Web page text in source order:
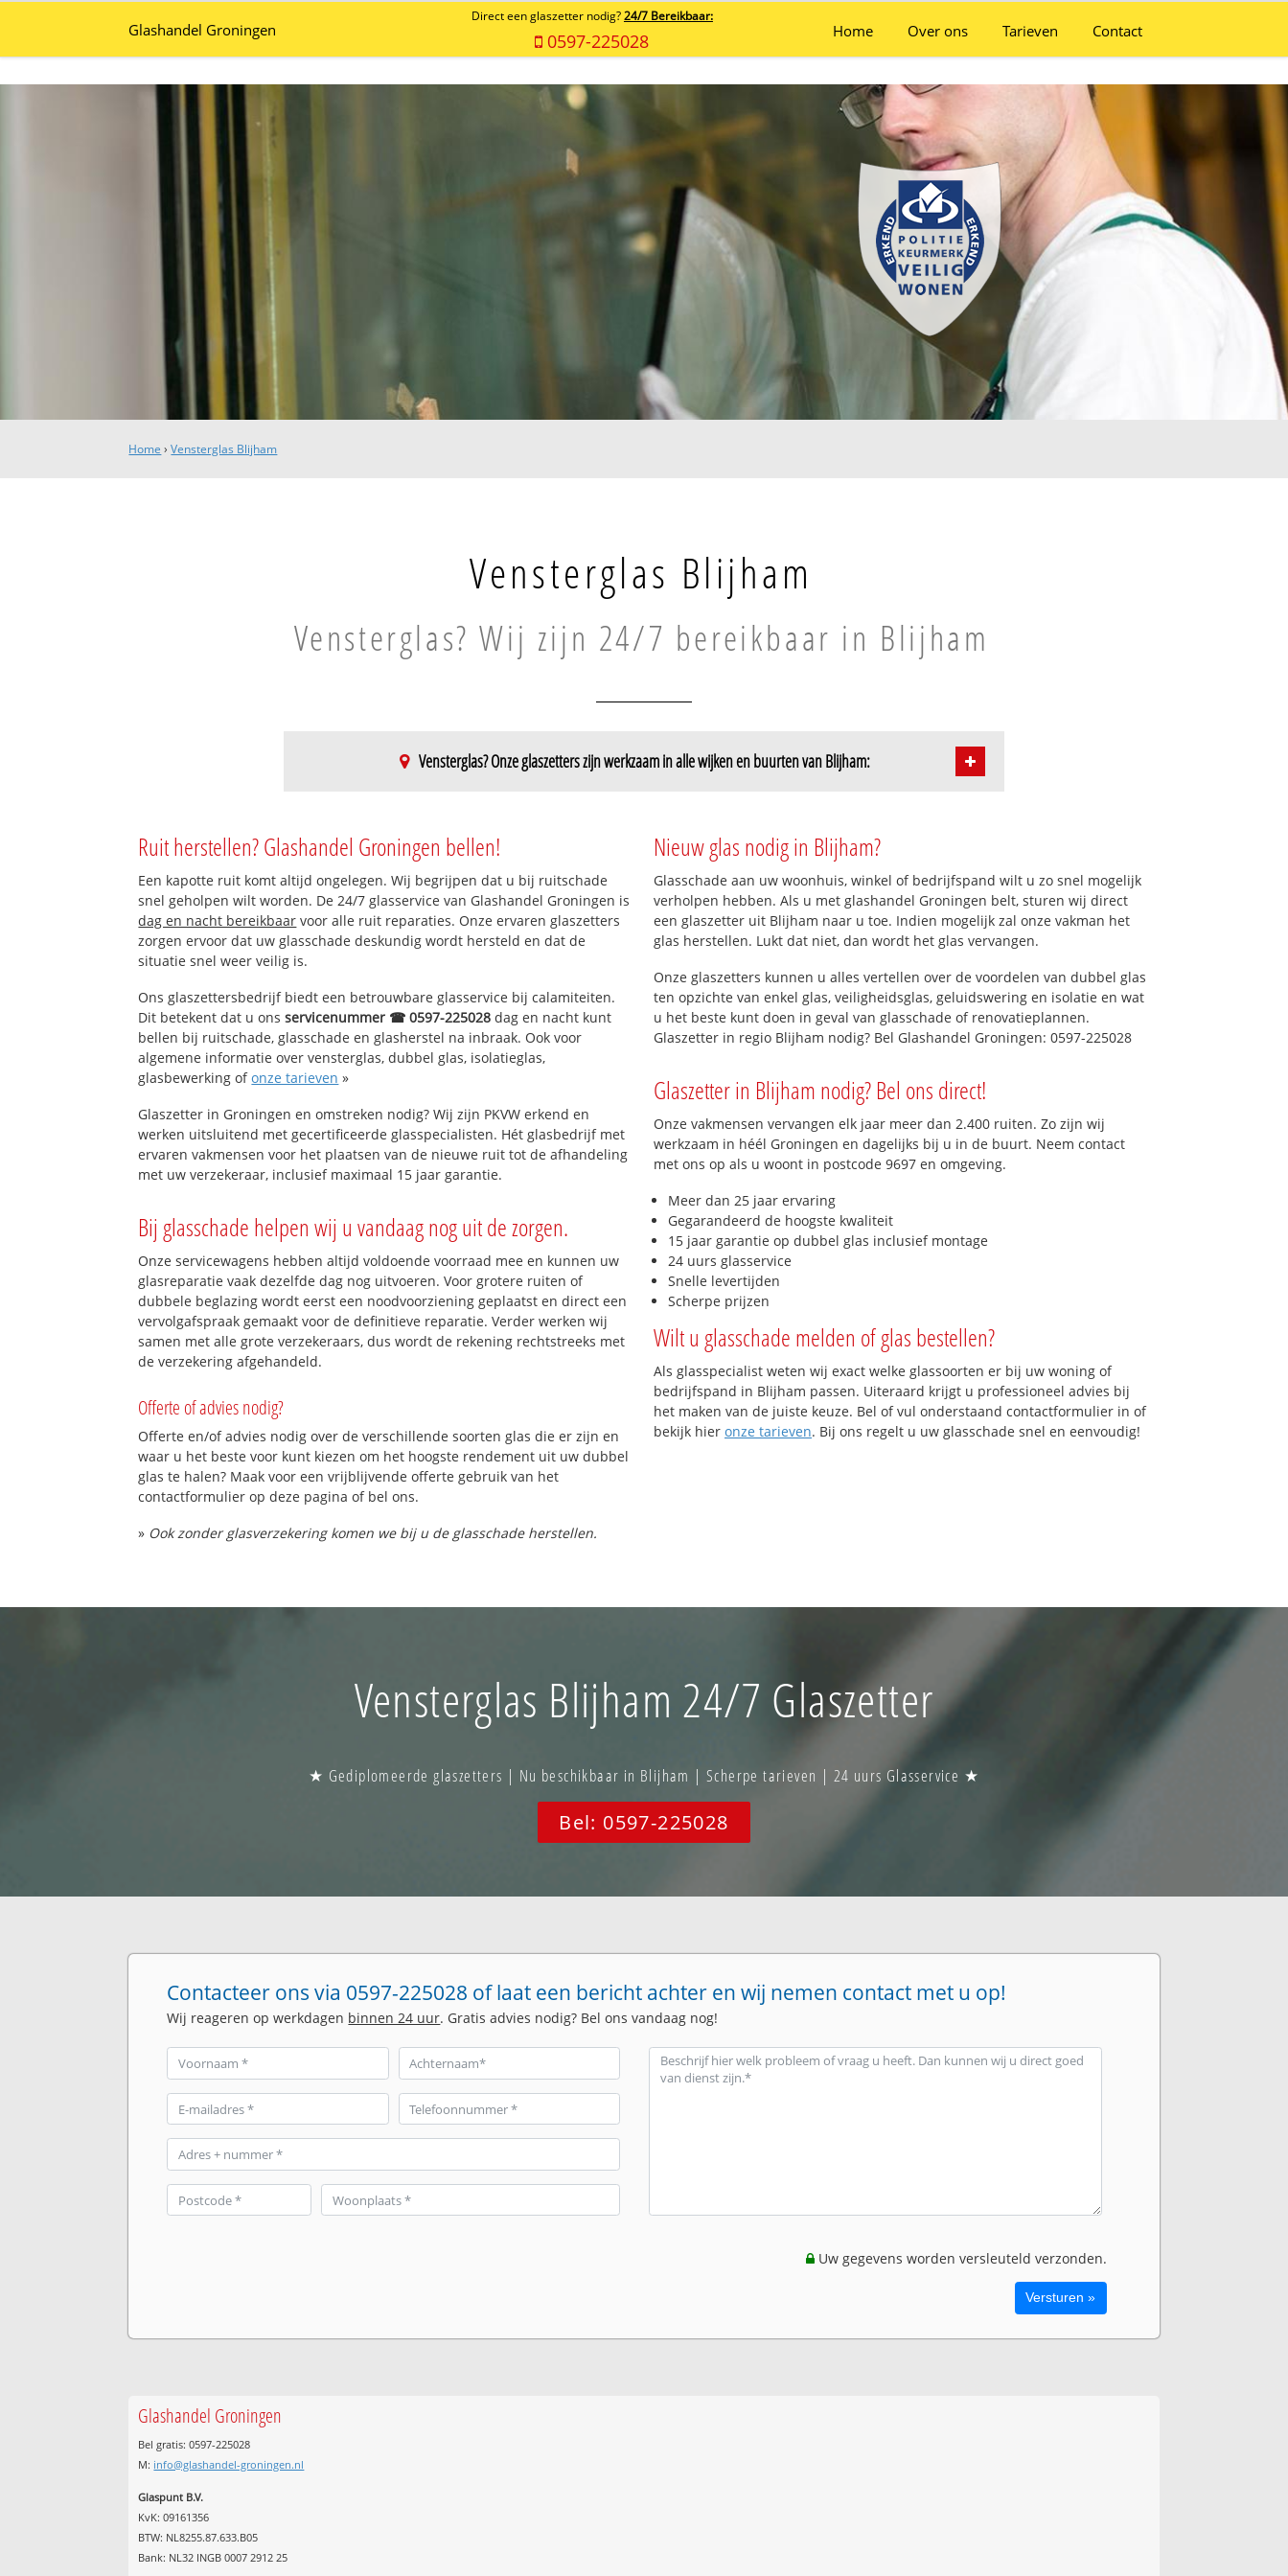
Glashandel Groningen
Direct een glaszetter nodig? 24/7 Bereikbaar:
0597-225028 Home Over ons Tarieven Contact
Home ›Vensterglas Blijham
Vensterglas Blijham
Vensterglas? Wij zijn 24/7 bereikbaar in Blijham
Vensterglas? Onze glaszetters zijn werkzaam in alle wijken en buurten van Blijham:
Morige
Wedde
Wedderheide
Wedderveer
Ruit herstellen? Glashandel Groningen bellen!
Een kapotte ruit komt altijd ongelegen. Wij begrijpen dat u bij ruitschade
snel geholpen wilt worden. De 24/7 glasservice van Glashandel Groningen is
dag en nacht bereikbaar voor alle ruit reparaties. Onze ervaren glaszetters
zorgen ervoor dat uw glasschade deskundig wordt hersteld en dat de
situatie snel weer veilig is.
Ons glaszettersbedrijf biedt een betrouwbare glasservice bij calamiteiten.
Dit betekent dat u onsservicenummer ☎ 0597-225028 dag en nacht kunt
bellen bij ruitschade, glasschade en glasherstel na inbraak. Ook voor
algemene informatie over vensterglas, dubbel glas, isolatieglas,
glasbewerking ofonze tarieven »
Glaszetter in Groningen en omstreken nodig? Wij zijn PKVW erkend en
werken uitsluitend met gecertificeerde glasspecialisten. Hét glasbedrijf met
ervaren vakmensen voor het plaatsen van de nieuwe ruit tot de afhandeling
met uw verzekeraar, inclusief maximaal 15 jaar garantie.
Bij glasschade helpen wij u vandaag nog uit de zorgen.
Onze servicewagens hebben altijd voldoende voorraad mee en kunnen uw
glasreparatie vaak dezelfde dag nog uitvoeren. Voor grotere ruiten of
dubbele beglazing wordt eerst een noodvoorziening geplaatst en direct een
vervolgafspraak gemaakt voor de definitieve reparatie. Verder werken wij
samen met alle grote verzekeraars, dus wordt de rekening rechtstreeks met
de verzekering afgehandeld.
Offerte of advies nodig?
Offerte en/of advies nodig over de verschillende soorten glas die er zijn en
waar u het beste voor kunt kiezen om het hoogste rendement uit uw dubbel
glas te halen? Maak voor een vrijblijvende offerte gebruik van het
contactformulier op deze pagina of bel ons.
» Ook zonder glasverzekering komen we bij u de glasschade herstellen.
Nieuw glas nodig in Blijham?
Glasschade aan uw woonhuis, winkel of bedrijfspand wilt u zo snel mogelijk
verholpen hebben. Als u met glashandel Groningen belt, sturen wij direct
een glaszetter uit Blijham naar u toe. Indien mogelijk zal onze vakman het
glas herstellen. Lukt dat niet, dan wordt het glas vervangen.
Onze glaszetters kunnen u alles vertellen over de voordelen van dubbel glas
ten opzichte van enkel glas, veiligheidsglas, geluidswering en isolatie en wat
u het beste kunt doen in geval van glasschade of renovatieplannen.
Glaszetter in regio Blijham nodig? Bel Glashandel Groningen: 0597-225028
Glaszetter in Blijham nodig? Bel ons direct!
Onze vakmensen vervangen elk jaar meer dan 2.400 ruiten. Zo zijn wij
werkzaam in héél Groningen en dagelijks bij u in de buurt. Neem contact
met ons op als u woont in postcode 9697 en omgeving.
Meer dan 25 jaar ervaring
Gegarandeerd de hoogste kwaliteit
15 jaar garantie op dubbel glas inclusief montage
24 uurs glasservice
Snelle levertijden
Scherpe prijzen
Wilt u glasschade melden of glas bestellen?
Als glasspecialist weten wij exact welke glassoorten er bij uw woning of
bedrijfspand in Blijham passen. Uiteraard krijgt u professioneel advies bij
het maken van de juiste keuze. Bel of vul onderstaand contactformulier in of
bekijk hier onze tarieven. Bij ons regelt u uw glasschade snel en eenvoudig!
Vensterglas Blijham 24/7 Glaszetter
★ Gediplomeerde glaszetters | Nu beschikbaar in Blijham | Scherpe tarieven | 24 uurs Glasservice ★
Bel: 0597-225028
Contacteer ons via 0597-225028 of laat een bericht achter en wij nemen contact met u op!
Wij reageren op werkdagen binnen 24 uur. Gratis advies nodig? Bel ons vandaag nog!
Uw gegevens worden versleuteld verzonden.
Glashandel Groningen
Bel gratis: 0597-225028
M: info@glashandel-groningen.nl
Glaspunt B.V.
KvK: 09161356
BTW: NL8255.87.633.B05
Bank: NL32 INGB 0007 2912 25